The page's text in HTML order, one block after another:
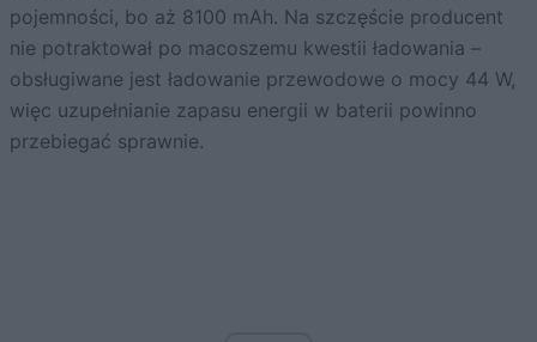
pojemności, bo aż 8100 mAh. Na szczęście producent
nie potraktował po macoszemu kwestii ładowania –
obsługiwane jest ładowanie przewodowe o mocy 44 W,
więc uzupełnianie zapasu energii w baterii powinno
przebiegać sprawnie.